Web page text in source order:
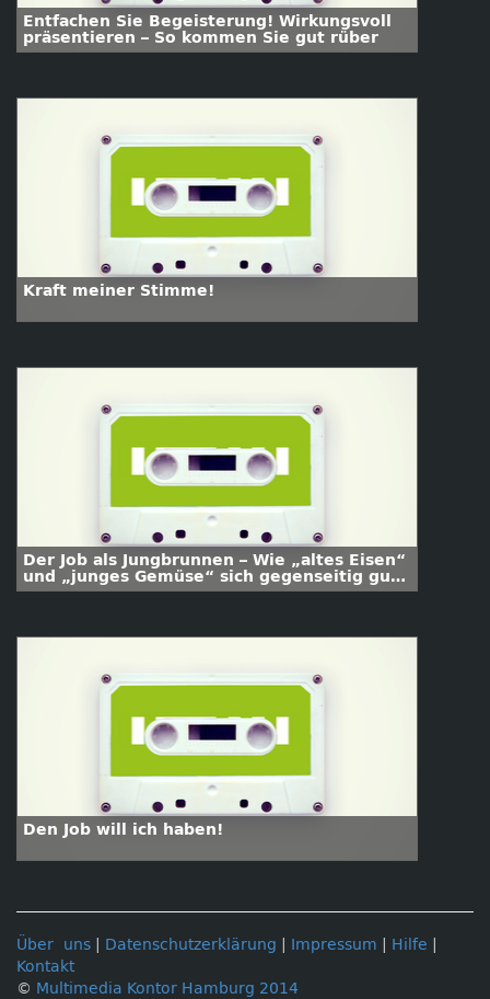
Entfachen Sie Begeisterung! Wirkungsvoll
präsentieren – So kommen Sie gut rüber
Kraft meiner Stimme!
Der Job als Jungbrunnen – Wie „altes Eisen“
und „junges Gemüse“ sich gegenseitig gut
tun
Den Job will ich haben!
Über uns Datenschutzerklärung Impressum Hilfe
Kontakt
© Multimedia Kontor Hamburg 2014